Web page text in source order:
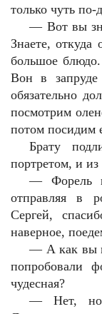
только чуть по-
— Вот вы
Знаете,
большое
Вон в
обязательно
посмотрим
потом посидим
Брату
портретом, и
— Форель
отправляя в
Сергей,
наверное,
— А как вы
попробовали
чудесная?
—Нет,